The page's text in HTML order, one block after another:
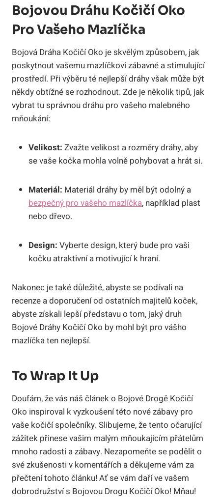
Bojovou Dráhu Kočičí Oko
Pro Vašeho Mazlíčka
Bojová Dráha Kočičí Oko je skvělým způsobem, jak
poskytnout vašemu mazlíčkovi zábavné a stimulující
prostředí. Při výběru té nejlepší dráhy však může být
někdy obtížné se rozhodnout. Zde je několik tipů, jak
vybrat tu správnou dráhu pro vašeho malebného
mňoukání:
Velikost: Zvažte velikost a rozměry dráhy, aby
se vaše kočka mohla volně pohybovat a hrát si.
Materiál: Materiál dráhy by měl být odolný a
bezpečný pro vašeho mazlíčka, například plast
nebo dřevo.
Design: Vyberte design, který bude pro vaši
kočku atraktivní a motivující k hraní.
Nakonec je také důležité, abyste se podívali na
recenze a doporučení od ostatních majitelů koček,
abyste získali lepší představu o tom, jaký druh
Bojové Dráhy Kočičí Oko by mohl být pro vášho
mazlíčka ten nejlepší.
To Wrap It Up
Doufám, že vás náš článek o Bojové Drogě Kočičí
Oko inspiroval k vyzkoušení této nové zábavy pro
vaše kočičí společníky. Slibujeme, že tento očarující
zážitek přinese vašim malým mňoukajícím přátelům
mnoho radosti a zábavy. Nezapomeňte se podělit o
své zkušenosti v komentářích a děkujeme vám za
přečtení tohoto článku! Ať se vám daří ve vašem
dobrodružství s Bojovou Drogu Kočičí Oko! Mňau!